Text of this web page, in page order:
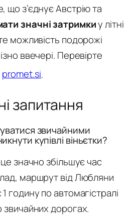
що з’єднує Австрію та
значні затримкиу літні
можливість подорожі
ввечері. Перевірте
promet.si.
запитання
звичайними
купівлі віньєтки?
значно збільшує час
маршрут від Любляни
годину по автомагістралі
звичайних дорогах.